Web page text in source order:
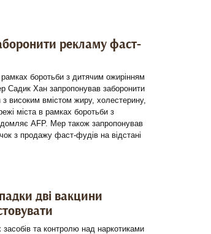
рекламу фаст-
боротьби з дитячим ожирінням
Садик Хан запропонував заборонити
високим вмістом жиру, холестерину,
міста в рамках боротьби з
AFP. Мер також запропонував
з продажу фаст-фудів на відстані
дві вакцини
та контролю над наркотиками